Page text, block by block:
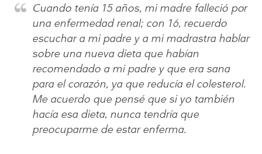
Cuando tenía 15 años, mi madre falleció por
una enfermedad renal; con 16, recuerdo
escuchar a mi padre y a mi madrastra hablar
sobre una nueva dieta que habían
recomendado a mi padre y que era sana
para el corazón, ya que reducía el colesterol.
Me acuerdo que pensé que si yo también
hacía esa dieta, nunca tendría que
preocuparme de estar enferma.